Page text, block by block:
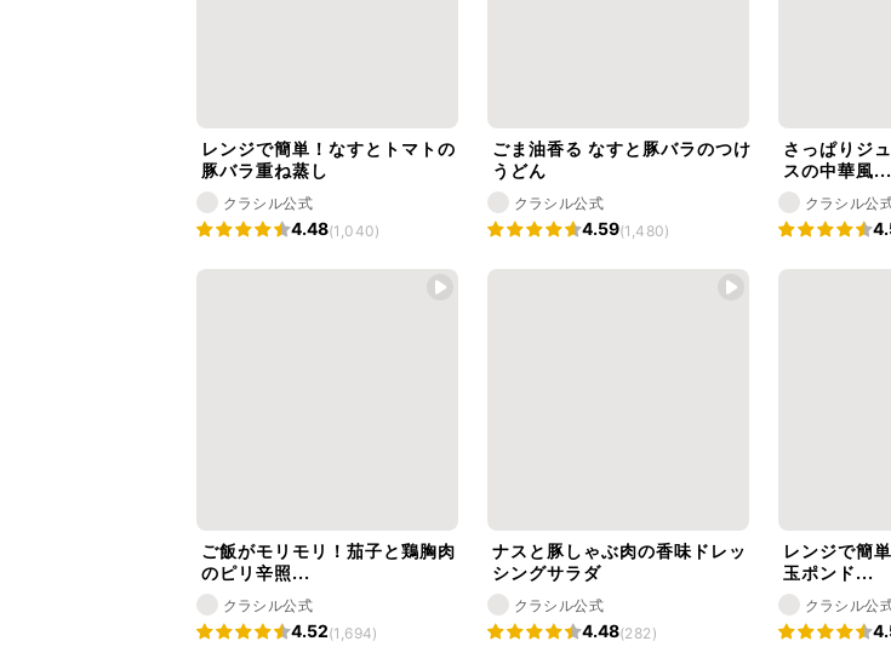
レンジで簡単！なすとトマトの
豚バラ重ね蒸し
クラシル公式
4.48(1,040)
ごま油香る なすと豚バラのつけ
うどん
クラシル公式
4.59(1,480)
さっぱりジ
スの中華風...
クラシル公
ご飯がモリモリ！茄子と鶏胸肉
のピリ辛照...
クラシル公式
4.52(1,694)
ナスと豚しゃぶ肉の香味ドレッ
シングサラダ
クラシル公式
4.48(282)
レンジで簡
玉ポンド...
クラシル公